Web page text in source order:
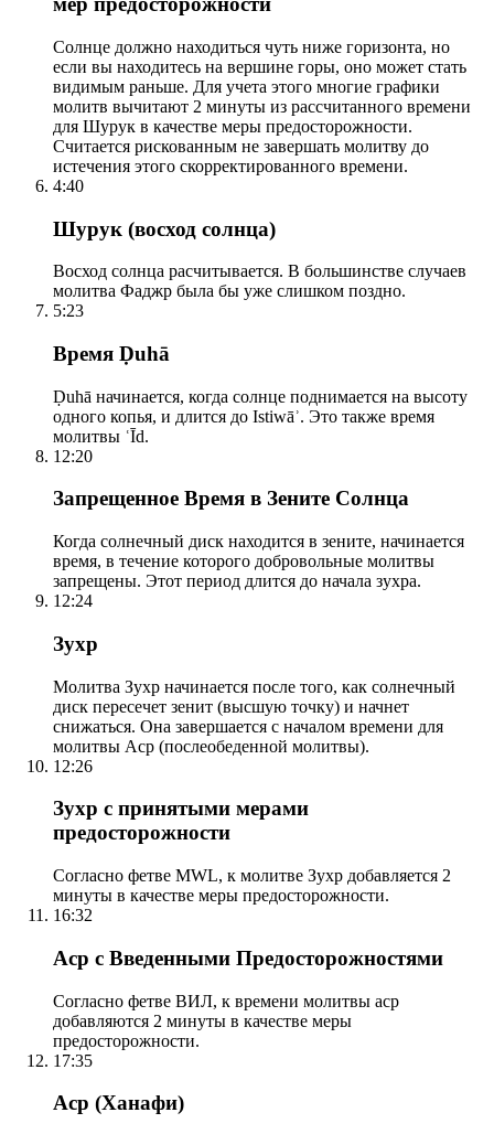
Солнце должно находиться чуть ниже горизонта, но
если вы находитесь на вершине горы, оно может стать
видимым раньше. Для учета этого многие графики
молитв вычитают 2 минуты из рассчитанного времени
для Шурук в качестве меры предосторожности.
Считается рискованным не завершать молитву до
истечения этого скорректированного времени.
4:40
Шурук (восход солнца)
Восход солнца расчитывается. В большинстве случаев
молитва Фаджр была бы уже слишком поздно.
5:23
Время Ḍuhā
Ḍuhā начинается, когда солнце поднимается на высоту
одного копья, и длится до Istiwāʾ. Это также время
молитвы ʿĪd.
12:20
Запрещенное Время в Зените Солнца
Когда солнечный диск находится в зените, начинается
время, в течение которого добровольные молитвы
запрещены. Этот период длится до начала зухра.
12:24
Зухр
Молитва Зухр начинается после того, как солнечный
диск пересечет зенит (высшую точку) и начнет
снижаться. Она завершается с началом времени для
молитвы Аср (послеобеденной молитвы).
12:26
Зухр с принятыми мерами
предосторожности
Согласно фетве MWL, к молитве Зухр добавляется 2
минуты в качестве меры предосторожности.
16:32
Аср с Введенными Предосторожностями
Согласно фетве ВИЛ, к времени молитвы аср
добавляются 2 минуты в качестве меры
предосторожности.
17:35
Аср (Ханафи)